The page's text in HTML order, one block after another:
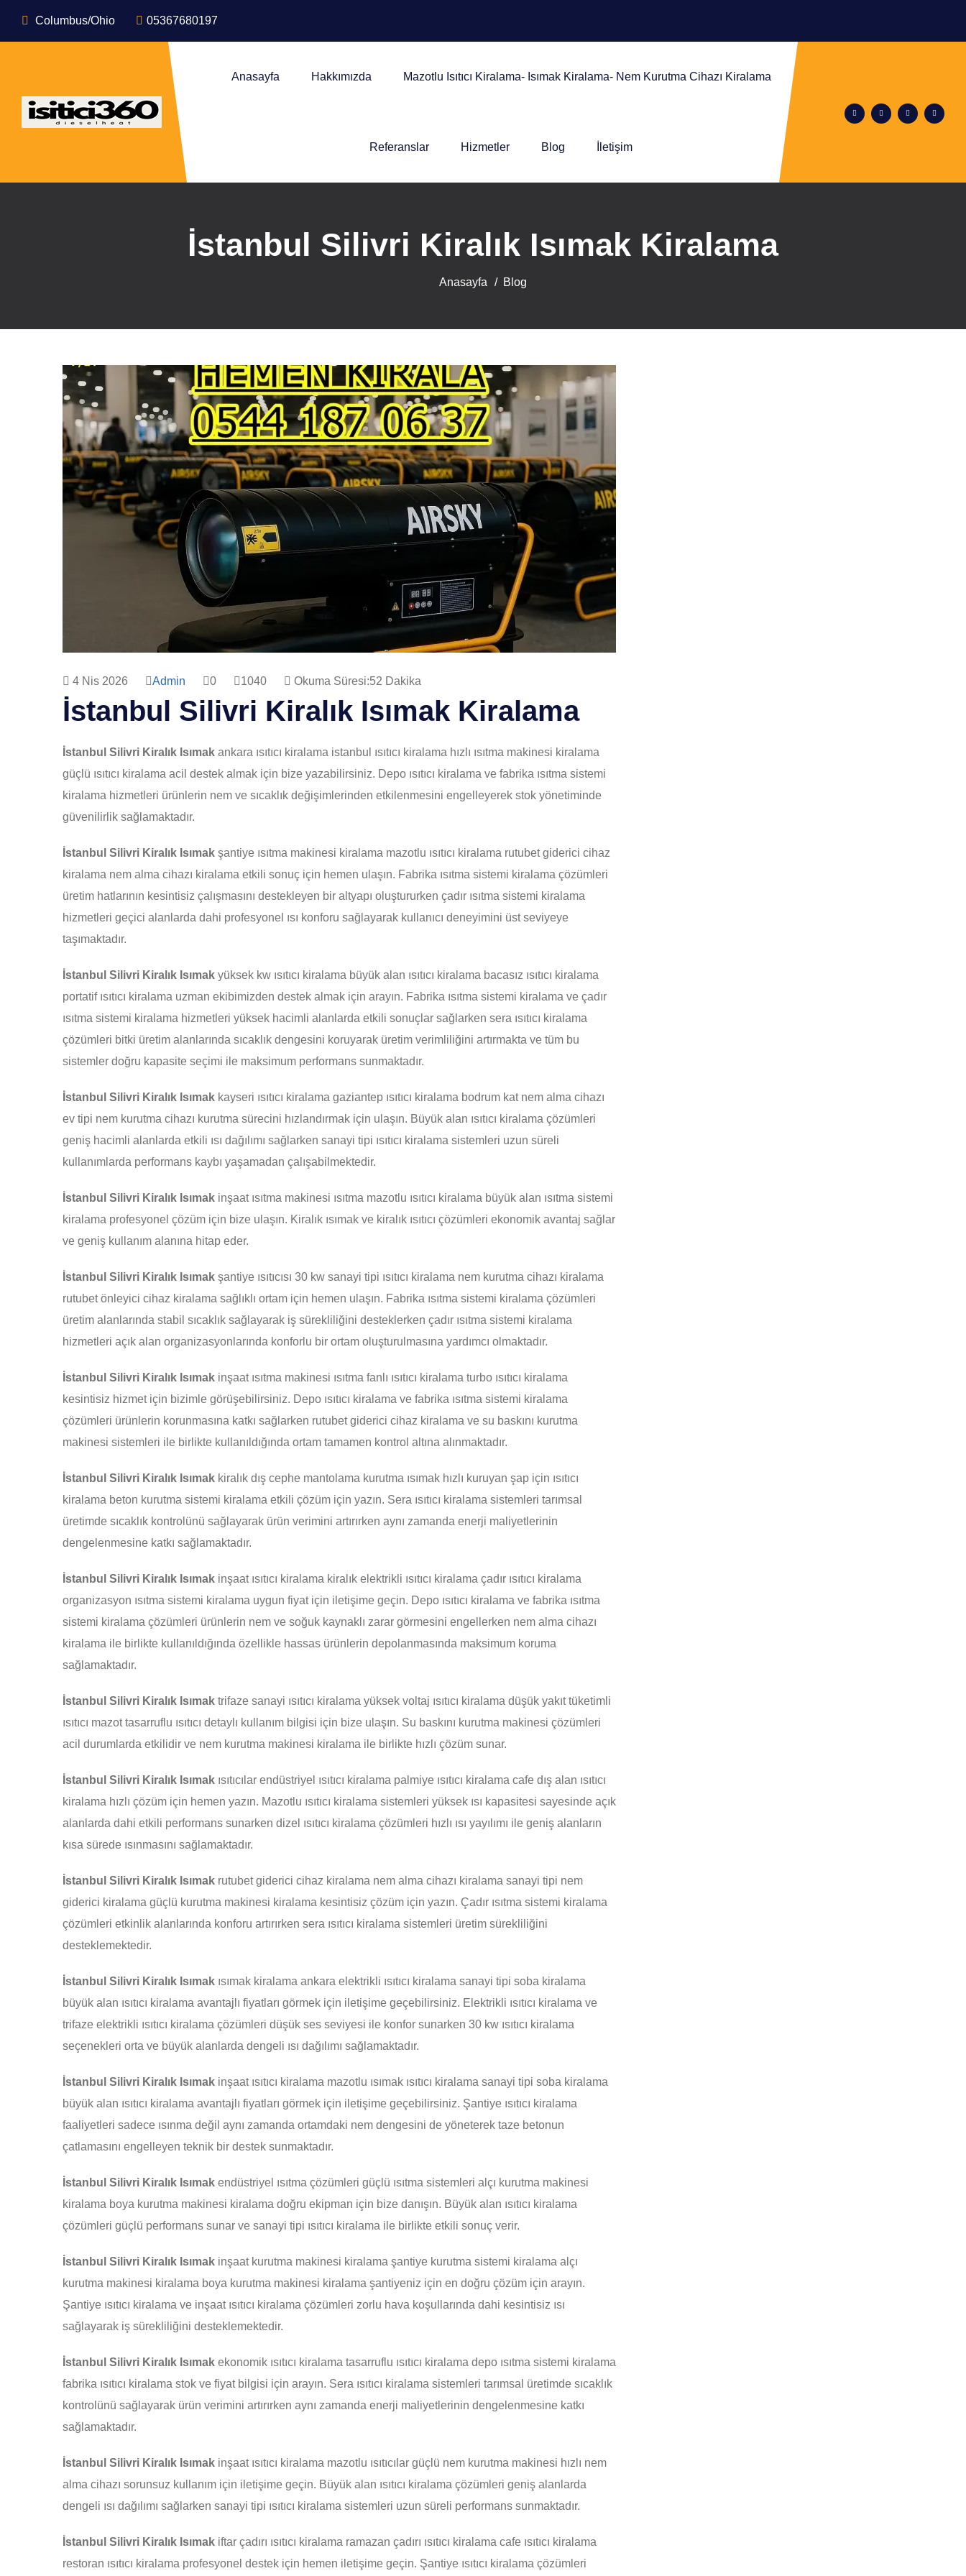
Columbus/Ohio 05367680197
Anasayfa Hakkımızda Mazotlu Isıtıcı Kiralama- Isımak Kiralama- Nem Kurutma Cihazı Kiralama
Referanslar Hizmetler Blog İletişim
İstanbul Silivri Kiralık Isımak Kiralama
Anasayfa Blog
4 Nis 2026 Admin 0 1040 Okuma Süresi:52 Dakika
İstanbul Silivri Kiralık Isımak Kiralama
İstanbul Silivri Kiralık Isımak ankara ısıtıcı kiralama istanbul ısıtıcı kiralama hızlı ısıtma makinesi kiralama
güçlü ısıtıcı kiralama acil destek almak için bize yazabilirsiniz. Depo ısıtıcı kiralama ve fabrika ısıtma sistemi
kiralama hizmetleri ürünlerin nem ve sıcaklık değişimlerinden etkilenmesini engelleyerek stok yönetiminde
güvenilirlik sağlamaktadır.
İstanbul Silivri Kiralık Isımak şantiye ısıtma makinesi kiralama mazotlu ısıtıcı kiralama rutubet giderici cihaz
kiralama nem alma cihazı kiralama etkili sonuç için hemen ulaşın. Fabrika ısıtma sistemi kiralama çözümleri
üretim hatlarının kesintisiz çalışmasını destekleyen bir altyapı oluştururken çadır ısıtma sistemi kiralama
hizmetleri geçici alanlarda dahi profesyonel ısı konforu sağlayarak kullanıcı deneyimini üst seviyeye
taşımaktadır.
İstanbul Silivri Kiralık Isımak yüksek kw ısıtıcı kiralama büyük alan ısıtıcı kiralama bacasız ısıtıcı kiralama
portatif ısıtıcı kiralama uzman ekibimizden destek almak için arayın. Fabrika ısıtma sistemi kiralama ve çadır
ısıtma sistemi kiralama hizmetleri yüksek hacimli alanlarda etkili sonuçlar sağlarken sera ısıtıcı kiralama
çözümleri bitki üretim alanlarında sıcaklık dengesini koruyarak üretim verimliliğini artırmakta ve tüm bu
sistemler doğru kapasite seçimi ile maksimum performans sunmaktadır.
İstanbul Silivri Kiralık Isımak kayseri ısıtıcı kiralama gaziantep ısıtıcı kiralama bodrum kat nem alma cihazı
ev tipi nem kurutma cihazı kurutma sürecini hızlandırmak için ulaşın. Büyük alan ısıtıcı kiralama çözümleri
geniş hacimli alanlarda etkili ısı dağılımı sağlarken sanayi tipi ısıtıcı kiralama sistemleri uzun süreli
kullanımlarda performans kaybı yaşamadan çalışabilmektedir.
İstanbul Silivri Kiralık Isımak inşaat ısıtma makinesi ısıtma mazotlu ısıtıcı kiralama büyük alan ısıtma sistemi
kiralama profesyonel çözüm için bize ulaşın. Kiralık ısımak ve kiralık ısıtıcı çözümleri ekonomik avantaj sağlar
ve geniş kullanım alanına hitap eder.
İstanbul Silivri Kiralık Isımak şantiye ısıtıcısı 30 kw sanayi tipi ısıtıcı kiralama nem kurutma cihazı kiralama
rutubet önleyici cihaz kiralama sağlıklı ortam için hemen ulaşın. Fabrika ısıtma sistemi kiralama çözümleri
üretim alanlarında stabil sıcaklık sağlayarak iş sürekliliğini desteklerken çadır ısıtma sistemi kiralama
hizmetleri açık alan organizasyonlarında konforlu bir ortam oluşturulmasına yardımcı olmaktadır.
İstanbul Silivri Kiralık Isımak inşaat ısıtma makinesi ısıtma fanlı ısıtıcı kiralama turbo ısıtıcı kiralama
kesintisiz hizmet için bizimle görüşebilirsiniz. Depo ısıtıcı kiralama ve fabrika ısıtma sistemi kiralama
çözümleri ürünlerin korunmasına katkı sağlarken rutubet giderici cihaz kiralama ve su baskını kurutma
makinesi sistemleri ile birlikte kullanıldığında ortam tamamen kontrol altına alınmaktadır.
İstanbul Silivri Kiralık Isımak kiralık dış cephe mantolama kurutma ısımak hızlı kuruyan şap için ısıtıcı
kiralama beton kurutma sistemi kiralama etkili çözüm için yazın. Sera ısıtıcı kiralama sistemleri tarımsal
üretimde sıcaklık kontrolünü sağlayarak ürün verimini artırırken aynı zamanda enerji maliyetlerinin
dengelenmesine katkı sağlamaktadır.
İstanbul Silivri Kiralık Isımak inşaat ısıtıcı kiralama kiralık elektrikli ısıtıcı kiralama çadır ısıtıcı kiralama
organizasyon ısıtma sistemi kiralama uygun fiyat için iletişime geçin. Depo ısıtıcı kiralama ve fabrika ısıtma
sistemi kiralama çözümleri ürünlerin nem ve soğuk kaynaklı zarar görmesini engellerken nem alma cihazı
kiralama ile birlikte kullanıldığında özellikle hassas ürünlerin depolanmasında maksimum koruma
sağlamaktadır.
İstanbul Silivri Kiralık Isımak trifaze sanayi ısıtıcı kiralama yüksek voltaj ısıtıcı kiralama düşük yakıt tüketimli
ısıtıcı mazot tasarruflu ısıtıcı detaylı kullanım bilgisi için bize ulaşın. Su baskını kurutma makinesi çözümleri
acil durumlarda etkilidir ve nem kurutma makinesi kiralama ile birlikte hızlı çözüm sunar.
İstanbul Silivri Kiralık Isımak ısıtıcılar endüstriyel ısıtıcı kiralama palmiye ısıtıcı kiralama cafe dış alan ısıtıcı
kiralama hızlı çözüm için hemen yazın. Mazotlu ısıtıcı kiralama sistemleri yüksek ısı kapasitesi sayesinde açık
alanlarda dahi etkili performans sunarken dizel ısıtıcı kiralama çözümleri hızlı ısı yayılımı ile geniş alanların
kısa sürede ısınmasını sağlamaktadır.
İstanbul Silivri Kiralık Isımak rutubet giderici cihaz kiralama nem alma cihazı kiralama sanayi tipi nem
giderici kiralama güçlü kurutma makinesi kiralama kesintisiz çözüm için yazın. Çadır ısıtma sistemi kiralama
çözümleri etkinlik alanlarında konforu artırırken sera ısıtıcı kiralama sistemleri üretim sürekliliğini
desteklemektedir.
İstanbul Silivri Kiralık Isımak ısımak kiralama ankara elektrikli ısıtıcı kiralama sanayi tipi soba kiralama
büyük alan ısıtıcı kiralama avantajlı fiyatları görmek için iletişime geçebilirsiniz. Elektrikli ısıtıcı kiralama ve
trifaze elektrikli ısıtıcı kiralama çözümleri düşük ses seviyesi ile konfor sunarken 30 kw ısıtıcı kiralama
seçenekleri orta ve büyük alanlarda dengeli ısı dağılımı sağlamaktadır.
İstanbul Silivri Kiralık Isımak inşaat ısıtıcı kiralama mazotlu ısımak ısıtıcı kiralama sanayi tipi soba kiralama
büyük alan ısıtıcı kiralama avantajlı fiyatları görmek için iletişime geçebilirsiniz. Şantiye ısıtıcı kiralama
faaliyetleri sadece ısınma değil aynı zamanda ortamdaki nem dengesini de yöneterek taze betonun
çatlamasını engelleyen teknik bir destek sunmaktadır.
İstanbul Silivri Kiralık Isımak endüstriyel ısıtma çözümleri güçlü ısıtma sistemleri alçı kurutma makinesi
kiralama boya kurutma makinesi kiralama doğru ekipman için bize danışın. Büyük alan ısıtıcı kiralama
çözümleri güçlü performans sunar ve sanayi tipi ısıtıcı kiralama ile birlikte etkili sonuç verir.
İstanbul Silivri Kiralık Isımak inşaat kurutma makinesi kiralama şantiye kurutma sistemi kiralama alçı
kurutma makinesi kiralama boya kurutma makinesi kiralama şantiyeniz için en doğru çözüm için arayın.
Şantiye ısıtıcı kiralama ve inşaat ısıtıcı kiralama çözümleri zorlu hava koşullarında dahi kesintisiz ısı
sağlayarak iş sürekliliğini desteklemektedir.
İstanbul Silivri Kiralık Isımak ekonomik ısıtıcı kiralama tasarruflu ısıtıcı kiralama depo ısıtma sistemi kiralama
fabrika ısıtıcı kiralama stok ve fiyat bilgisi için arayın. Sera ısıtıcı kiralama sistemleri tarımsal üretimde sıcaklık
kontrolünü sağlayarak ürün verimini artırırken aynı zamanda enerji maliyetlerinin dengelenmesine katkı
sağlamaktadır.
İstanbul Silivri Kiralık Isımak inşaat ısıtıcı kiralama mazotlu ısıtıcılar güçlü nem kurutma makinesi hızlı nem
alma cihazı sorunsuz kullanım için iletişime geçin. Büyük alan ısıtıcı kiralama çözümleri geniş alanlarda
dengeli ısı dağılımı sağlarken sanayi tipi ısıtıcı kiralama sistemleri uzun süreli performans sunmaktadır.
İstanbul Silivri Kiralık Isımak iftar çadırı ısıtıcı kiralama ramazan çadırı ısıtıcı kiralama cafe ısıtıcı kiralama
restoran ısıtıcı kiralama profesyonel destek için hemen iletişime geçin. Şantiye ısıtıcı kiralama çözümleri